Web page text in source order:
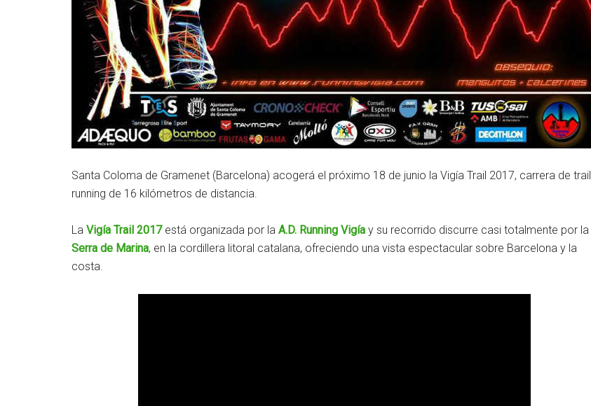
Santa Coloma de Gramenet (Barcelona) acogerá el próximo 18 de junio la Vigía Trail 2017, carrera de trail
running de 16 kilómetros de distancia.
La Vigía Trail 2017está organizada por la A.D. Running Vigía y su recorrido discurre casi totalmente por la
Serra de Marina, en la cordillera litoral catalana, ofreciendo una vista espectacular sobre Barcelona y la
costa.